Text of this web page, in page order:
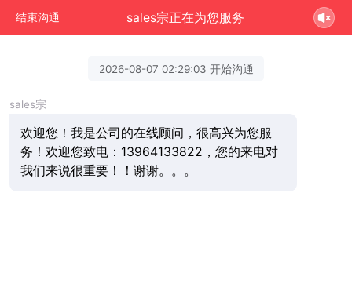
结束沟通 sales宗正在为您服务
2026-08-07 02:29:03 开始沟通
sales宗
欢迎您！我是公司的在线顾问，很高兴为您服
务！欢迎您致电：13964133822，您的来电对
我们来说很重要！！谢谢。。。